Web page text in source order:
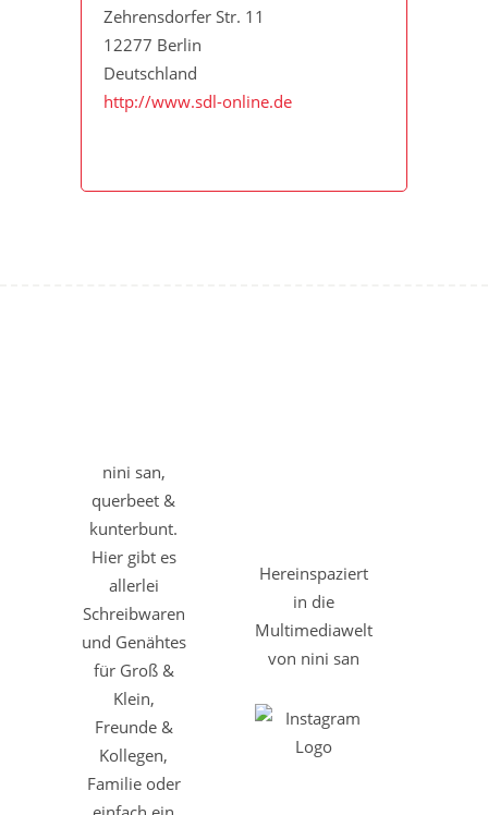
Zehrensdorfer Str. 11
12277 Berlin
Deutschland
http://www.sdl-online.de
nini san,
querbeet &
kunterbunt.
Hier gibt es
allerlei
Schreibwaren
und Genähtes
für Groß &
Klein,
Freunde &
Kollegen,
Familie oder
Hereinspaziert
in die
Multimediawelt
von nini san